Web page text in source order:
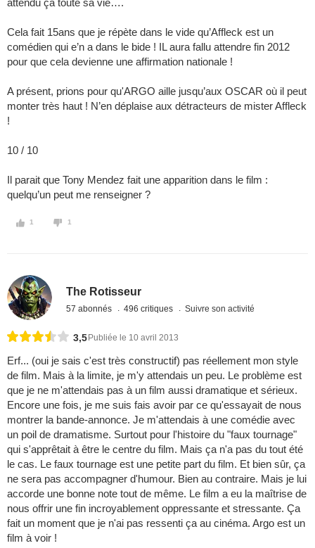
attendu ça toute sa vie….
Cela fait 15ans que je répète dans le vide qu’Affleck est un
comédien qui e’n a dans le bide ! IL aura fallu attendre fin 2012
pour que cela devienne une affirmation nationale !
A présent, prions pour qu'ARGO aille jusqu’aux OSCAR où il peut
monter très haut ! N’en déplaise aux détracteurs de mister Affleck
!
10 / 10
Il parait que Tony Mendez fait une apparition dans le film :
quelqu’un peut me renseigner ?
1 1
The Rotisseur
57 abonnés 496 critiques Suivre son activité
3,5 Publiée le 10 avril 2013
Erf... (oui je sais c'est très constructif) pas réellement mon style
de film. Mais à la limite, je m'y attendais un peu. Le problème est
que je ne m'attendais pas à un film aussi dramatique et sérieux.
Encore une fois, je me suis fais avoir par ce qu'essayait de nous
montrer la bande-annonce. Je m'attendais à une comédie avec
un poil de dramatisme. Surtout pour l'histoire du "faux tournage"
qui s'apprêtait à être le centre du film. Mais ça n'a pas du tout été
le cas. Le faux tournage est une petite part du film. Et bien sûr, ça
ne sera pas accompagner d'humour. Bien au contraire. Mais je lui
accorde une bonne note tout de même. Le film a eu la maîtrise de
nous offrir une fin incroyablement oppressante et stressante. Ça
fait un moment que je n'ai pas ressenti ça au cinéma. Argo est un
film à voir !